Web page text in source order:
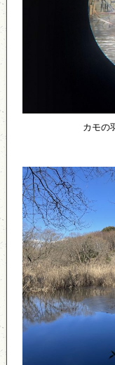
カモの